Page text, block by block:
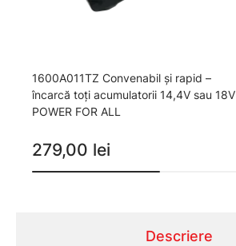
1600A011TZ Convenabil şi rapid –
încarcă toţi acumulatorii 14,4V sau 18V
POWER FOR ALL
279,00 lei
Descriere